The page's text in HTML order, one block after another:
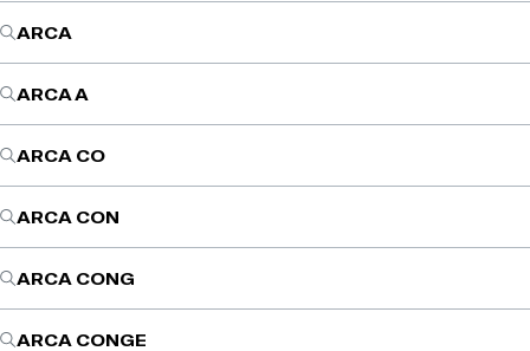
ARCA
ARCA A
ARCA CO
ARCA CON
ARCA CONG
ARCA CONGE